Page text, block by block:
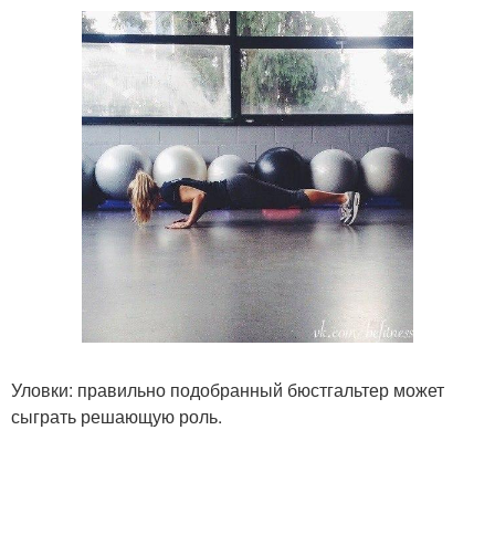
Уловки: правильно подобранный бюстгальтер может
сыграть решающую роль.